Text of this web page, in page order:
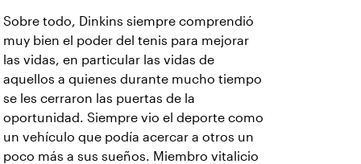
Sobre todo, Dinkins siempre comprendió
muy bien el poder del tenis para mejorar
las vidas, en particular las vidas de
aquellos a quienes durante mucho tiempo
se les cerraron las puertas de la
oportunidad. Siempre vio el deporte como
un vehículo que podía acercar a otros un
poco más a sus sueños. Miembro vitalicio